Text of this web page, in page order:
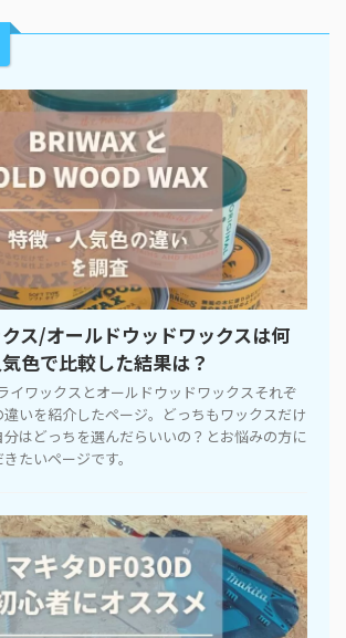
クス/オールドウッドワックスは何
色で比較した結果は？
イワックスとオールドウッドワックスそれぞ
いを紹介したページ。どっちもワックスだけ
分はどっちを選んだらいいの？とお悩みの方に
たいページです。